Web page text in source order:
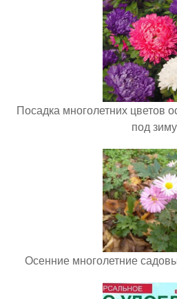
Посадка многолетних цветов
под зиму
Осенние многолетние